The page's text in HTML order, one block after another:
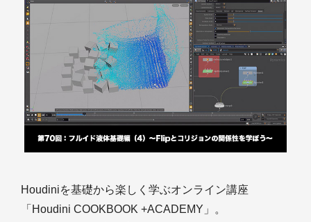
Houdiniを基礎から楽しく学ぶオンライン講座
「Houdini COOKBOOK +ACADEMY」。